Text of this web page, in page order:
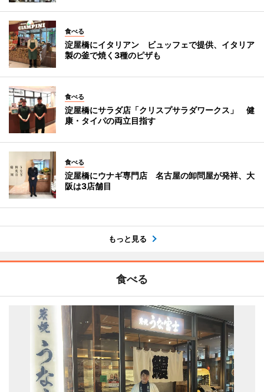
食べる
淀屋橋にイタリアン ビュッフェで提供、イタリア
製の釜で焼く3種のピザも
食べる
淀屋橋にサラダ店「クリスプサラダワークス」 健
康・タイパの両立目指す
食べる
淀屋橋にウナギ専門店 名古屋の卸問屋が発祥、大
阪は3店舗目
もっと見る
食べる